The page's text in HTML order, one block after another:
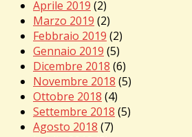
Aprile 2019 (2)
Marzo 2019 (2)
Febbraio 2019 (2)
Gennaio 2019 (5)
Dicembre 2018 (6)
Novembre 2018 (5)
Ottobre 2018 (4)
Settembre 2018 (5)
Agosto 2018 (7)